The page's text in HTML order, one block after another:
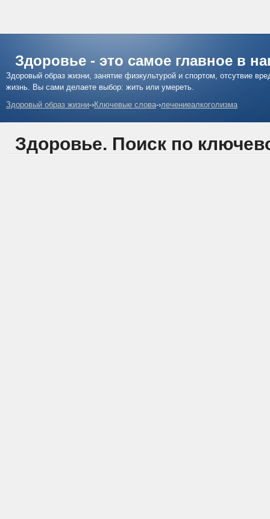
Здоровье - это самое главное в
Здоровый образ жизни, занятие физкультурой и спортом, отсутвие
жизнь. Вы сами делаете выбор: жить или умереть.
Здоровый образ жизни-›Ключевые слова-›лечениеалкоголизма
Здоровье. Поиск по